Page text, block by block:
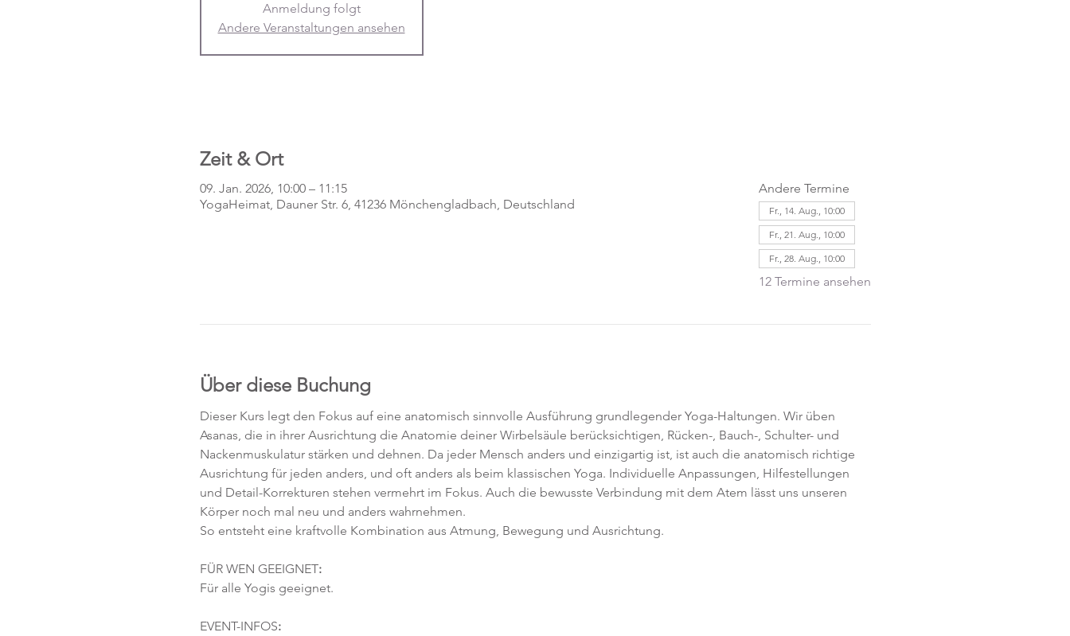
Anmeldung folgt
Andere Veranstaltungen ansehen
Zeit & Ort
09. Jan. 2026, 10:00 – 11:15
YogaHeimat, Dauner Str. 6, 41236 Mönchengladbach, Deutschland
Andere Termine
Fr., 14. Aug., 10:00
Fr., 21. Aug., 10:00
Fr., 28. Aug., 10:00
12 Termine ansehen
Über diese Buchung
Dieser Kurs legt den Fokus auf eine anatomisch sinnvolle Ausführung grundlegender Yoga-Haltungen. Wir üben
Asanas, die in ihrer Ausrichtung die Anatomie deiner Wirbelsäule berücksichtigen, Rücken-, Bauch-, Schulter- und
Nackenmuskulatur stärken und dehnen. Da jeder Mensch anders und einzigartig ist, ist auch die anatomisch richtige
Ausrichtung für jeden anders, und oft anders als beim klassischen Yoga. Individuelle Anpassungen, Hilfestellungen
und Detail-Korrekturen stehen vermehrt im Fokus. Auch die bewusste Verbindung mit dem Atem lässt uns unseren
Körper noch mal neu und anders wahrnehmen.
So entsteht eine kraftvolle Kombination aus Atmung, Bewegung und Ausrichtung.
FÜR WEN GEEIGNET:
Für alle Yogis geeignet.
EVENT-INFOS: